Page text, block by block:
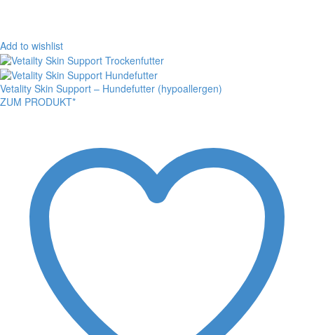
Add to wishlist
Vetality Skin Support – Hundefutter (hypoallergen)
ZUM PRODUKT*